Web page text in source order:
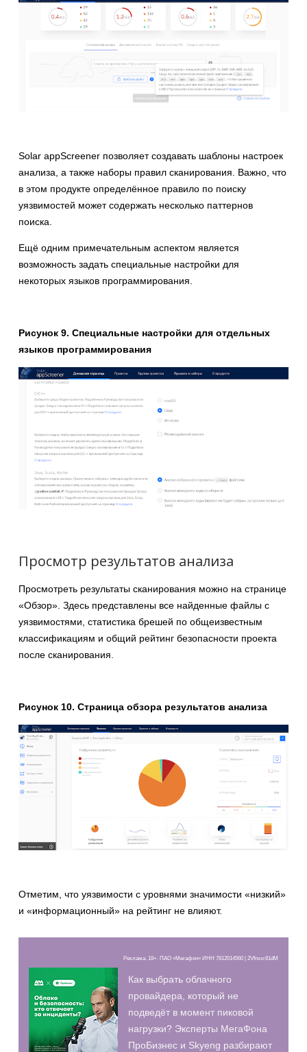
Solar appScreener позволяет создавать шаблоны настроек
анализа, а также наборы правил сканирования. Важно, что
в этом продукте определённое правило по поиску
уязвимостей может содержать несколько паттернов
поиска.
Ещё одним примечательным аспектом является
возможность задать специальные настройки для
некоторых языков программирования.
Рисунок 9. Специальные настройки для отдельных
языков программирования
Просмотр результатов анализа
Просмотреть результаты сканирования можно на странице
«Обзор». Здесь представлены все найденные файлы с
уязвимостями, статистика брешей по общеизвестным
классификациям и общий рейтинг безопасности проекта
после сканирования.
Рисунок 10. Страница обзора результатов анализа
Отметим, что уязвимости с уровнями значимости «низкий»
и «информационный» на рейтинг не влияют.
Реклама, 18+. ПАО «Мегафон» ИНН 7812014560 | 2Vfnxxr81dM
Как выбрать облачного
провайдера, который не
подведёт в момент пиковой
нагрузки? Эксперты МегаФона
ПроБизнес и Skyeng разбирают